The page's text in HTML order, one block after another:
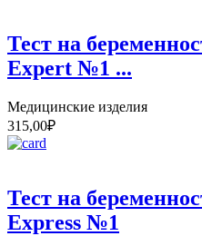
Тест на
Expert №1 ...
Медицинские изделия
315,00₽
Тест на
Express №1